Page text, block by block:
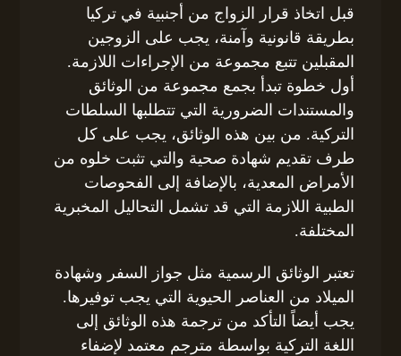
قبل اتخاذ قرار الزواج من أجنبية في تركيا
بطريقة قانونية وآمنة، يجب على الزوجين
المقبلين تتبع مجموعة من الإجراءات اللازمة.
أول خطوة تبدأ بجمع مجموعة من الوثائق
والمستندات الضرورية التي تتطلبها السلطات
التركية. من بين هذه الوثائق، يجب على كل
طرف تقديم شهادة صحية والتي تثبت خلوه من
الأمراض المعدية، بالإضافة إلى الفحوصات
الطبية اللازمة التي قد تشمل التحاليل المخبرية
المختلفة.
تعتبر الوثائق الرسمية مثل جواز السفر وشهادة
الميلاد من العناصر الحيوية التي يجب توفيرها.
يجب أيضاً التأكد من ترجمة هذه الوثائق إلى
اللغة التركية بواسطة مترجم معتمد لإضفاء